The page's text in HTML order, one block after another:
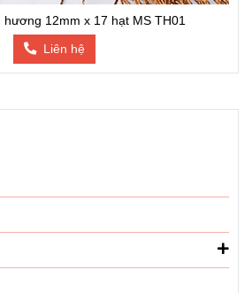
hương 12mm x 17 hạt MS TH01
Liên hệ